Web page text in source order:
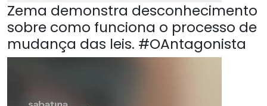
Zema demonstra desconhecimento
sobre como funciona o processo de
mudança das leis. #OAntagonista